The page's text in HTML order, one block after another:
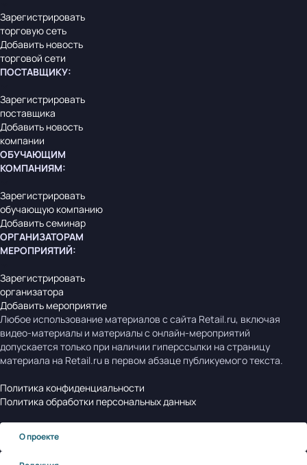
Зарегистрировать
торговую сеть
Добавить новость
торговой сети
ПОСТАВЩИКУ:
Зарегистрировать
поставщика
Добавить новость
компании
ОБУЧАЮЩИМ
КОМПАНИЯМ:
Зарегистрировать
обучающую компанию
Добавить семинар
ОРГАНИЗАТОРАМ
МЕРОПРИЯТИЙ:
Зарегистрировать
организатора
Добавить мероприятие
Любое использование материалов с сайта Retail.ru, включая
видео-материалы и материалы с онлайн-мероприятий
допускается только при наличии гиперссылки на страницу
материала на Retail.ru в первом абзаце публикуемого текста.
Политика конфиденциальности
Политика обработки персональных данных
О проекте